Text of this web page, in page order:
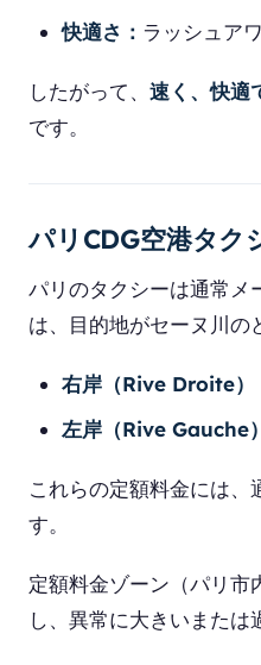
快適さ： ラッシュア
したがって、 速く、快適
です。
パリCDG空港タク
パリのタクシーは通常メ
は、目的地がセーヌ川の
右岸（Rive Droite）
左岸（Rive Gauche
これらの定額料金には、
す。
定額料金ゾーン（パリ市
し、異常に大きいまた